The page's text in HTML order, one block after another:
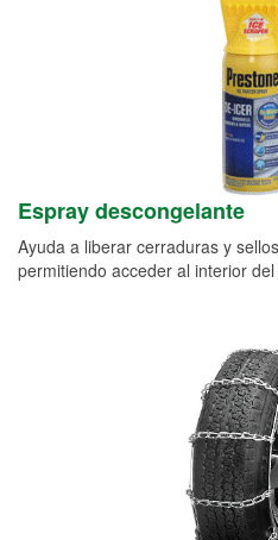
Espray descongelante
Ayuda a liberar cerraduras y
permitiendo acceder al interior